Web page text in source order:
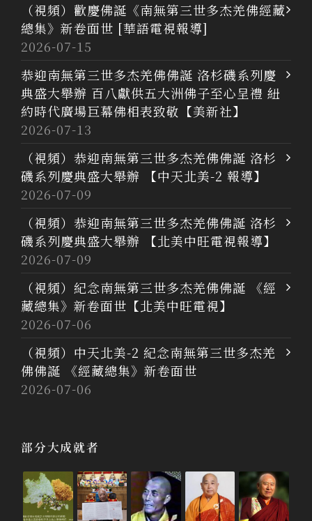
（視頻）歡慶佛誕《南無第三世多杰羌佛經藏
總集》新卷面世 [華語電視報導]
2026-07-15
恭迎南無第三世多杰羌佛佛誕 洛杉磯系列慶
典盛大舉辦 百八獻供五大洲佛子至心呈禮 紐
約時代廣場巨幕佛相表致敬【美新社】
2026-07-13
（視頻）恭迎南無第三世多杰羌佛佛誕 洛杉
磯系列慶典盛大舉辦 【中天北美-2 報導】
2026-07-09
（視頻）恭迎南無第三世多杰羌佛佛誕 洛杉
磯系列慶典盛大舉辦 【北美中旺電視報導】
2026-07-09
（視頻）紀念南無第三世多杰羌佛佛誕 《經
藏總集》新卷面世【北美中旺電視】
2026-07-06
（視頻）中天北美-2 紀念南無第三世多杰羌
佛佛誕 《經藏總集》新卷面世
2026-07-06
部分大成就者